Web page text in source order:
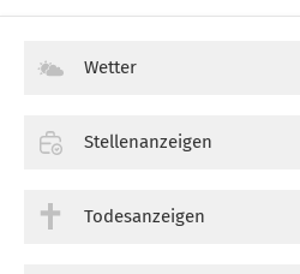
Wetter
Stellenanzeigen
Todesanzeigen